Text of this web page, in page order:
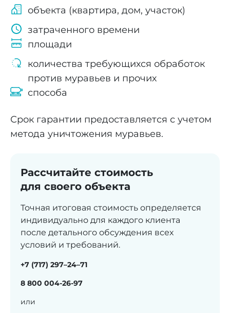
объекта (квартира, дом, участок)
затраченного времени
площади
количества требующихся обработок
против муравьев и прочих
способа
Срок гарантии предоставляется с учетом
метода уничтожения муравьев.
Рассчитайте стоимость
для своего объекта
Точная итоговая стоимость определяется
индивидуально для каждого клиента
после детального обсуждения всех
условий и требований.
+7 (717) 297–24–71
8 800 004-26-97
или